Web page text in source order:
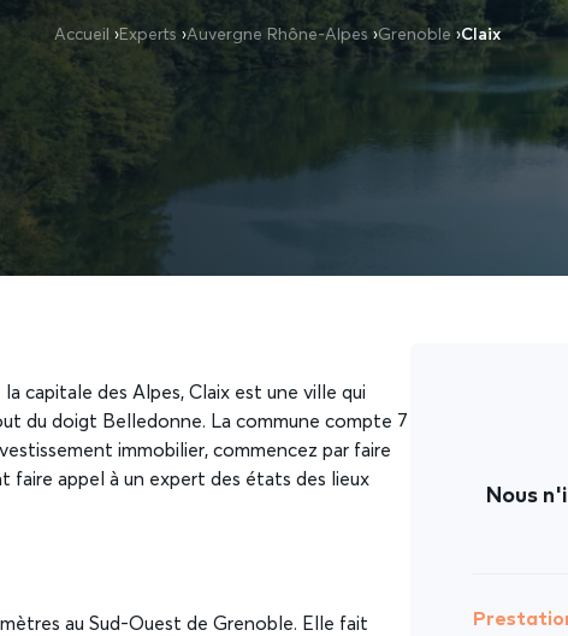
Accueil ›Experts ›Auvergne Rhône-Alpes ›Grenoble ›Claix
capitale des Alpes, Claix est une ville qui
du doigt Belledonne. La commune compte 7
immobilier, commencez par faire
faire appel à un expert des états des lieux
au Sud-Ouest de Grenoble. Elle fait
Nous